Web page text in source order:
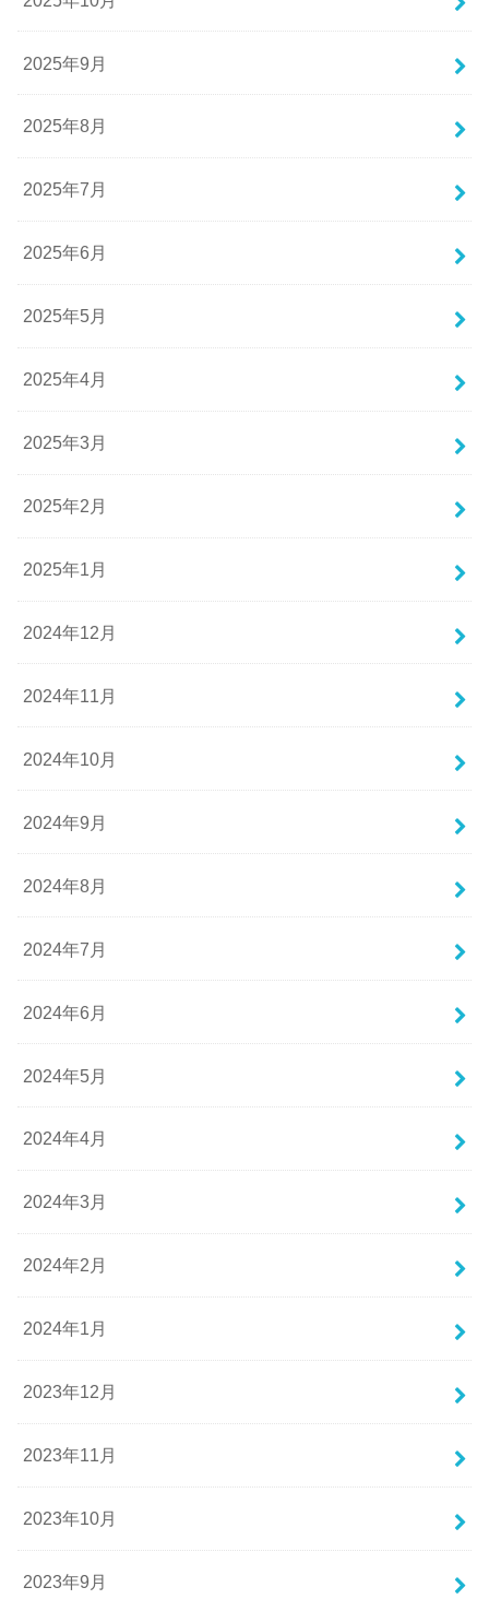
2025年9月
2025年8月
2025年7月
2025年6月
2025年5月
2025年4月
2025年3月
2025年2月
2025年1月
2024年12月
2024年11月
2024年10月
2024年9月
2024年8月
2024年7月
2024年6月
2024年5月
2024年4月
2024年3月
2024年2月
2024年1月
2023年12月
2023年11月
2023年10月
2023年9月